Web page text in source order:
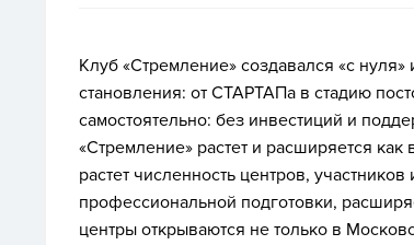
Клуб «Стремление» создавался «с
становления: от СТАРТАПа в стадию
самостоятельно: без инвестиций и
«Стремление» растет и расширяется
растет численность центров,
профессиональной подготовки,
центры открываются не только в